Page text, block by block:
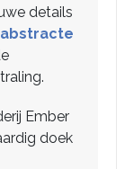
details
abstracte
Ember
doek